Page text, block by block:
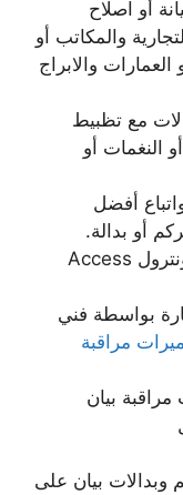
أو اصلاح
والمكاتب أو
العمارات والابراج
مع تظبيط
النغمات أو
أفضل
أو بدالة.
نوفر اعمال تركيب اكسس كونترول Access
بواسطة فني
مراقبة
بيان
بيان على